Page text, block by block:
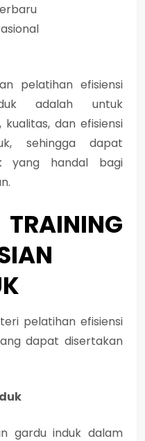
pelatihan efisiensi
adalah untuk
dan efisiensi
sehingga dapat
yang handal bagi
pelatihan efisiensi
dapat disertakan
gardu induk dalam